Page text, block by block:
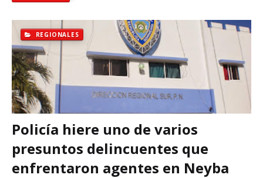
REGIONALES
Policía hiere uno de varios
presuntos delincuentes que
enfrentaron agentes en Neyba